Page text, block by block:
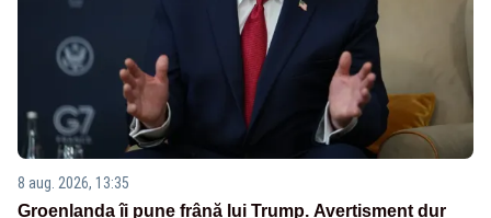
8 aug. 2026, 13:35
Groenlanda îi pune frână lui Trump. Avertisment dur